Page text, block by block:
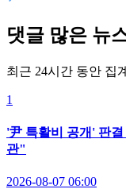
댓글 많은 뉴
최근 24시간 동안 집
1
'尹 특활비 공개' 판
관"
2026-08-07 06:00